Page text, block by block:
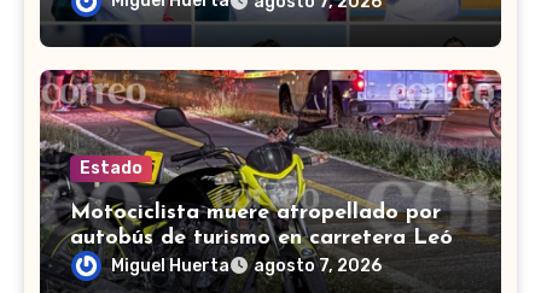
Estado
Motociclista muere atropellado por
autobús de turismo en carretera León-
San Francisco del Rincón
Miguel Huerta agosto 7, 2026